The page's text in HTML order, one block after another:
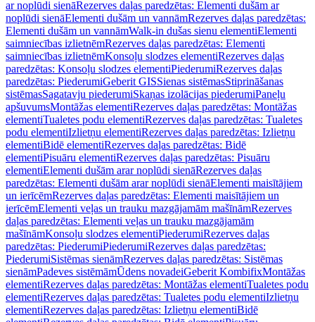
ar noplūdi sienāRezerves daļas paredzētas: Elementi dušām ar
noplūdi sienāElementi dušām un vannāmRezerves daļas paredzētas:
Elementi dušām un vannāmWalk-in dušas sienu elementiElementi
saimniecības izlietnēmRezerves daļas paredzētas: Elementi
saimniecības izlietnēmKonsoļu slodzes elementiRezerves daļas
paredzētas: Konsoļu slodzes elementiPiederumiRezerves daļas
paredzētas: PiederumiGeberit GISSienas sistēmasStiprināšanas
sistēmasSagatavju piederumiSkaņas izolācijas piederumiPaneļu
apšuvumsMontāžas elementiRezerves daļas paredzētas: Montāžas
elementiTualetes podu elementiRezerves daļas paredzētas: Tualetes
podu elementiIzlietņu elementiRezerves daļas paredzētas: Izlietņu
elementiBidē elementiRezerves daļas paredzētas: Bidē
elementiPisuāru elementiRezerves daļas paredzētas: Pisuāru
elementiElementi dušām arar noplūdi sienāRezerves daļas
paredzētas: Elementi dušām arar noplūdi sienāElementi maisītājiem
un ierīcēmRezerves daļas paredzētas: Elementi maisītājiem un
ierīcēmElementi veļas un trauku mazgājamām mašīnāmRezerves
daļas paredzētas: Elementi veļas un trauku mazgājamām
mašīnāmKonsoļu slodzes elementiPiederumiRezerves daļas
paredzētas: PiederumiPiederumiRezerves daļas paredzētas:
PiederumiSistēmas sienāmRezerves daļas paredzētas: Sistēmas
sienāmPadeves sistēmāmŪdens novadeiGeberit KombifixMontāžas
elementiRezerves daļas paredzētas: Montāžas elementiTualetes podu
elementiRezerves daļas paredzētas: Tualetes podu elementiIzlietņu
elementiRezerves daļas paredzētas: Izlietņu elementiBidē